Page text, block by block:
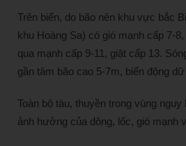
Trên biển, do bão nên khu vực bắc
khu Hoàng Sa) có gió mạnh cấp 7-
qua mạnh cấp 9-11, giật cấp 13.
gần tâm bão cao 5-7m, biển động dữ
Toàn bộ tàu, thuyền trong vùng
ảnh hưởng của dông, lốc, gió mạnh